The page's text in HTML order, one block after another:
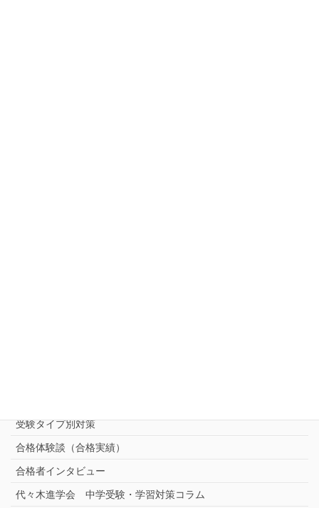
受験タイプ別対策
合格体験談（合格実績）
合格者インタビュー
代々木進学会 中学受験・学習対策コラム